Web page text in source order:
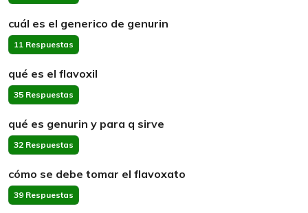
cuál es el generico de genurin
11 Respuestas
qué es el flavoxil
35 Respuestas
qué es genurin y para q sirve
32 Respuestas
cómo se debe tomar el flavoxato
39 Respuestas